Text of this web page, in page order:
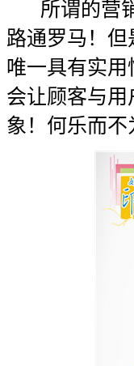
所谓的营销
路通罗马！
唯一具有实
会让顾客与
象！何乐而不